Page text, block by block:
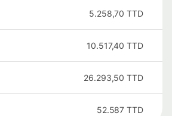
5.258,70 TTD
10.517,40 TTD
26.293,50 TTD
52.587 TTD